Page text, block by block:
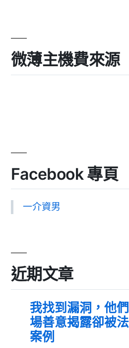
微薄主機費來源
Facebook 專頁
一介資男
近期文章
我找到漏洞，他
場善意揭露卻被
案例